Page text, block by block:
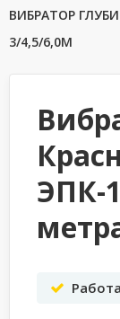
ВИБРАТОР
3/4,5/6,0М
ЭПК-